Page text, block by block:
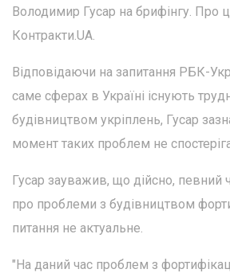
Володимир Гусар на брифінгу. Про
Контракти.UA.
Відповідаючи на запитання РБК-
саме сферах в Україні існують
будівництвом укріплень, Гусар
момент таких проблем не
Гусар зауважив, що дійсно, певний
про проблеми з будівництвом
питання не актуальне.
"На даний час проблем з